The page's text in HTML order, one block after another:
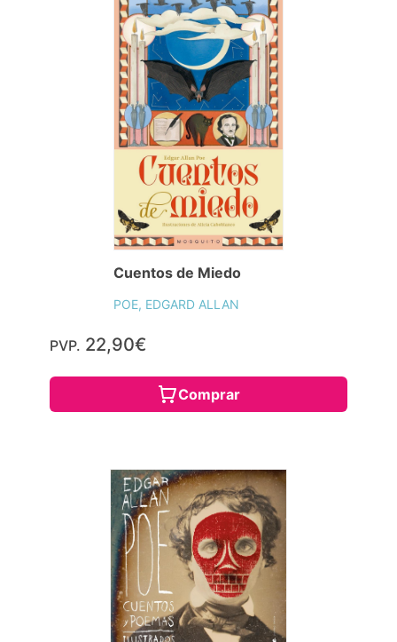
Cuentos de Miedo
POE, EDGARD ALLAN
PVP. 22,90€
Comprar